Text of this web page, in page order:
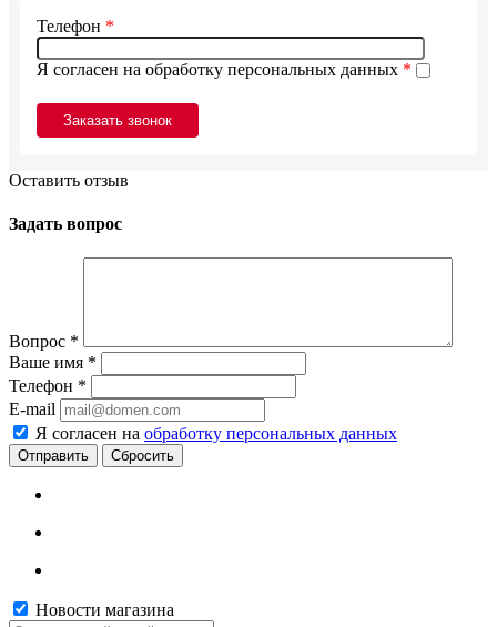
Я согласен на обработку персональных данных *
Телефон *
Оставить отзыв
Задать вопрос
Вопрос *
Ваше имя *
Телефон *
E-mail
Я согласен на обработку персональных данных
Сбросить
Новости магазина